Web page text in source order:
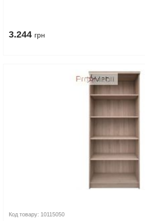
3.244 грн
Код товару: 10115050